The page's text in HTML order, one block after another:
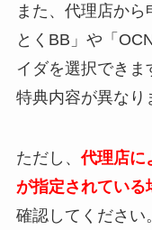
また、代理店から
とくBB」や「
イダを選択でき
特典内容が異なり
ただし、代理店に
が指定されている
確認してください。